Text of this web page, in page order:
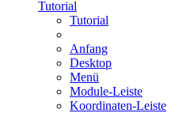
Tutorial
Tutorial
Anfang
Desktop
Menü
Module-Leiste
Koordinaten-Leiste